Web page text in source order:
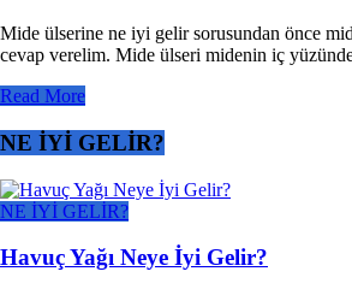
Mide ülserine ne iyi gelir sorusundan önce
cevap verelim. Mide ülseri midenin iç
Read More
NE İYİ GELİR?
NE İYİ GELİR?
Havuç Yağı Neye İyi Gelir?